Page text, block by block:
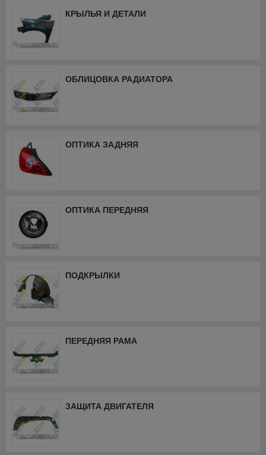
КРЫЛЬЯ И ДЕТАЛИ
ОБЛИЦОВКА РАДИАТОРА
ОПТИКА ЗАДНЯЯ
ОПТИКА ПЕРЕДНЯЯ
ПОДКРЫЛКИ
ПЕРЕДНЯЯ РАМА
ЗАЩИТА ДВИГАТЕЛЯ